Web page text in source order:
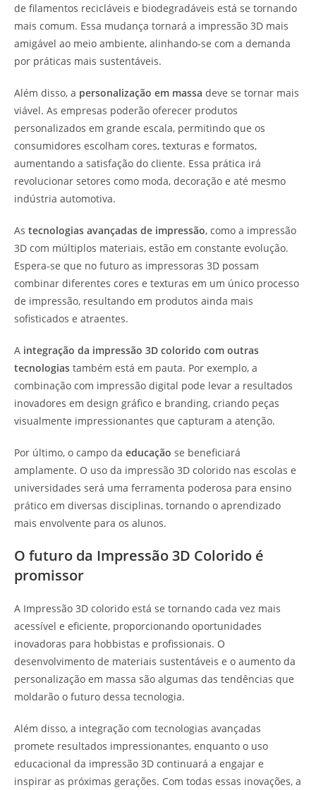
de filamentos recicláveis e biodegradáveis está se tornando
mais comum. Essa mudança tornará a impressão 3D mais
amigável ao meio ambiente, alinhando-se com a demanda
por práticas mais sustentáveis.
Além disso, a personalização em massa deve se tornar mais
viável. As empresas poderão oferecer produtos
personalizados em grande escala, permitindo que os
consumidores escolham cores, texturas e formatos,
aumentando a satisfação do cliente. Essa prática irá
revolucionar setores como moda, decoração e até mesmo
indústria automotiva.
As tecnologias avançadas de impressão, como a impressão
3D com múltiplos materiais, estão em constante evolução.
Espera-se que no futuro as impressoras 3D possam
combinar diferentes cores e texturas em um único processo
de impressão, resultando em produtos ainda mais
sofisticados e atraentes.
A integração da impressão 3D colorido com outras
tecnologias também está em pauta. Por exemplo, a
combinação com impressão digital pode levar a resultados
inovadores em design gráfico e branding, criando peças
visualmente impressionantes que capturam a atenção.
Por último, o campo da educação se beneficiará
amplamente. O uso da impressão 3D colorido nas escolas e
universidades será uma ferramenta poderosa para ensino
prático em diversas disciplinas, tornando o aprendizado
mais envolvente para os alunos.
O futuro da Impressão 3D Colorido é
promissor
A Impressão 3D colorido está se tornando cada vez mais
acessível e eficiente, proporcionando oportunidades
inovadoras para hobbistas e profissionais. O
desenvolvimento de materiais sustentáveis e o aumento da
personalização em massa são algumas das tendências que
moldarão o futuro dessa tecnologia.
Além disso, a integração com tecnologias avançadas
promete resultados impressionantes, enquanto o uso
educacional da impressão 3D continuará a engajar e
inspirar as próximas gerações. Com todas essas inovações, a